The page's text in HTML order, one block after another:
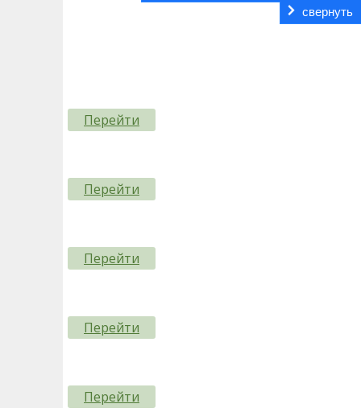
свернуть
Перейти
Перейти
Перейти
Перейти
Перейти